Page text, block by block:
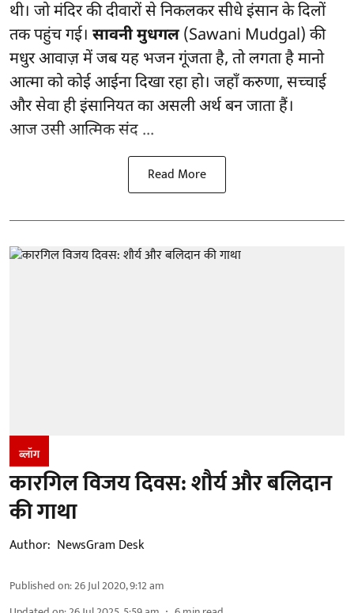
थी। जो मंदिर की दीवारों से निकलकर सीधे इंसान के दिलों
तक पहुंच गई। सावनी मुधगल (Sawani Mudgal) की
मधुर आवाज़ में जब यह भजन गूंजता है, तो लगता है मानो
आत्मा को कोई आईना दिखा रहा हो। जहाँ करुणा, सच्चाई
और सेवा ही इंसानियत का असली अर्थ बन जाता हैं।
आज उसी आत्मिक संद ...
Read More
ब्लॉग
कारगिल विजय दिवस: शौर्य और बलिदान
की गाथा
Author: NewsGram Desk
Published on:26 Jul 2020, 9:12 am